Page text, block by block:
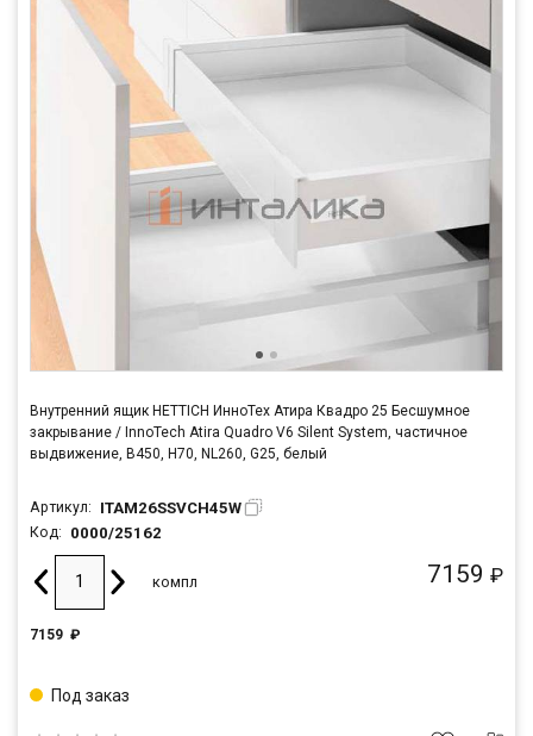
Внутренний ящик HETTICH ИнноТех Атира Квадро 25 Бесшумное
закрывание / InnoTech Atira Quadro V6 Silent System, частичное
выдвижение, B450, H70, NL260, G25, белый
Артикул: ITAM26SSVCH45W
Код: 0000/25162
7159 ₽
компл
7159 ₽
Под заказ